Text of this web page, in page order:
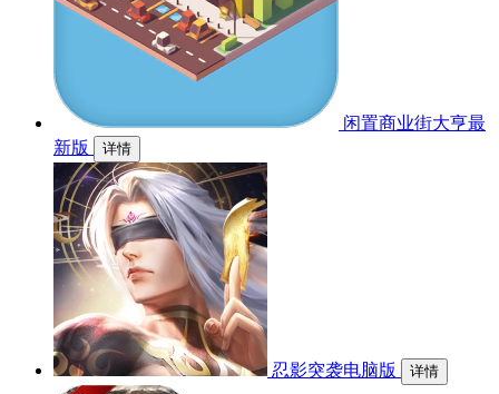
闲置商业街大亨最
新版
详情
忍影突袭电脑版 详情